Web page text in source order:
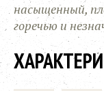
насыщенный,
горечью и